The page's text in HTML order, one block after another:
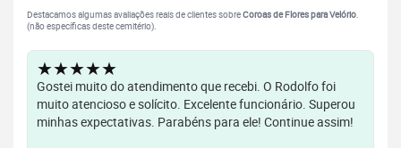
Destacamos algumas avaliações reais de clientes sobreCoroas de Flores para Velório.
(não específicas deste cemitério).
★★★★★
Gostei muito do atendimento que recebi. O Rodolfo foi
muito atencioso e solícito. Excelente funcionário. Superou
minhas expectativas. Parabéns para ele! Continue assim!